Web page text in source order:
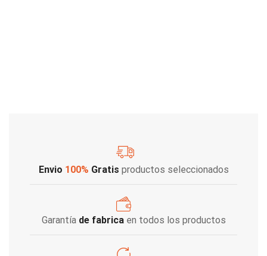
Envio 100% Gratis productos seleccionados
Garantía de fabricaen todos los productos